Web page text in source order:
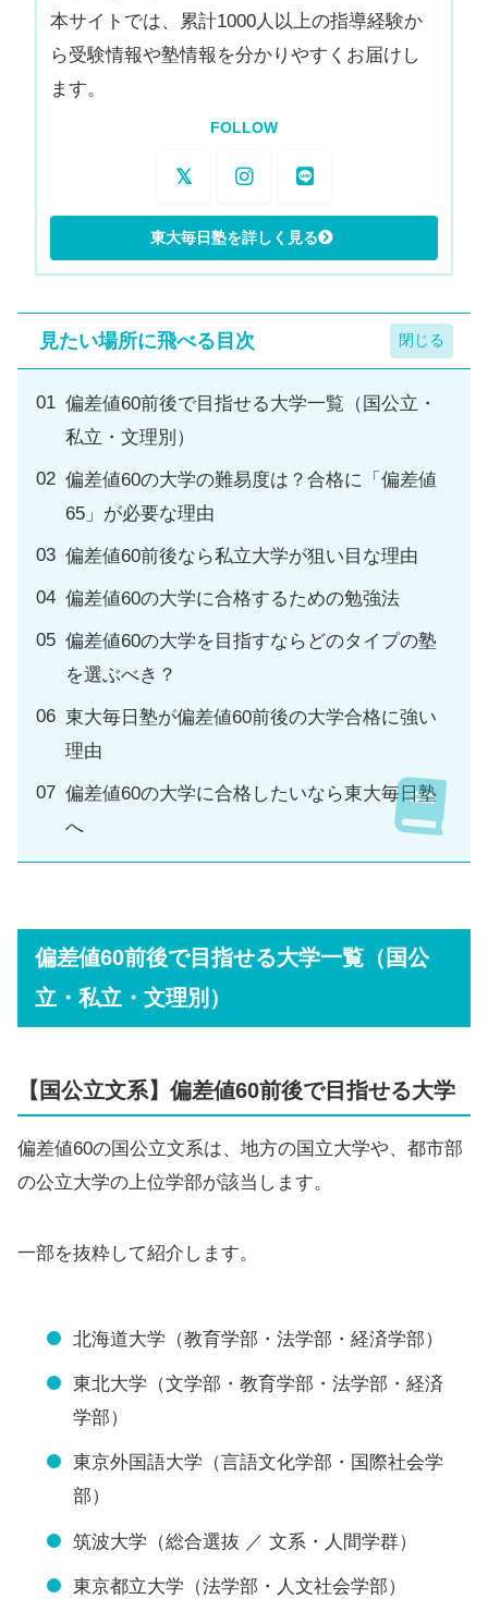
本サイトでは、累計1000人以上の指導経験か
ら受験情報や塾情報を分かりやすくお届けし
ます。
FOLLOW
見たい場所に飛べる目次
偏差値60前後で目指せる大学一覧（国公立・
私立・文理別）
偏差値60の大学の難易度は？合格に「偏差値
65」が必要な理由
偏差値60前後なら私立大学が狙い目な理由
偏差値60の大学に合格するための勉強法
偏差値60の大学を目指すならどのタイプの塾
を選ぶべき？
東大毎日塾が偏差値60前後の大学合格に強い
理由
偏差値60の大学に合格したいなら東大毎日塾
へ
偏差値60前後で目指せる大学一覧（国公
立・私立・文理別）
【国公立文系】偏差値60前後で目指せる大学
偏差値60の国公立文系は、地方の国立大学や、都市部
の公立大学の上位学部が該当します。
一部を抜粋して紹介します。
北海道大学（教育学部・法学部・経済学部）
東北大学（文学部・教育学部・法学部・経済
学部）
東京外国語大学（言語文化学部・国際社会学
部）
筑波大学（総合選抜 ／ 文系・人間学群）
東京都立大学（法学部・人文社会学部）